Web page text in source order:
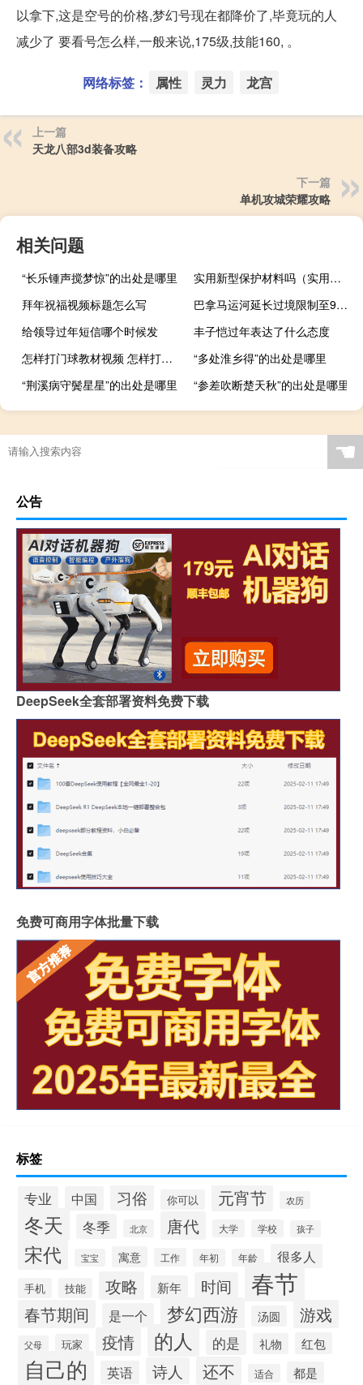
以拿下,这是空号的价格,梦幻号现在都降价了,毕竟玩的人
减少了 要看号怎么样,一般来说,175级,技能160, 。
网络标签： 属性 灵力 龙宫
上一篇
天龙八部3d装备攻略
下一篇
单机攻城荣耀攻略
相关问题
“长乐锺声搅梦惊”的出处是哪里
实用新型保护材料吗（实用新型不保护材料）
拜年祝福视频标题怎么写
巴拿马运河延长过境限制至9月2日
给领导过年短信哪个时候发
丰子恺过年表达了什么态度
怎样打门球教材视频 怎样打门球
“多处淮乡得”的出处是哪里
“荆溪病守鬓星星”的出处是哪里
“参差吹断楚天秋”的出处是哪里
☚
公告
DeepSeek全套部署资料免费下载
免费可商用字体批量下载
标签
专业 中国 习俗 你可以 元宵节 农历
冬天 冬季 北京 唐代 大学 学校 孩子
宋代 宝宝 寓意 工作 年初 年龄 很多人
手机 技能 攻略 新年 时间 春节
春节期间 是一个 梦幻西游 汤圆 游戏
父母 玩家 疫情 的人 的是 礼物 红包
自己的 英语 诗人 还不 适合 都是